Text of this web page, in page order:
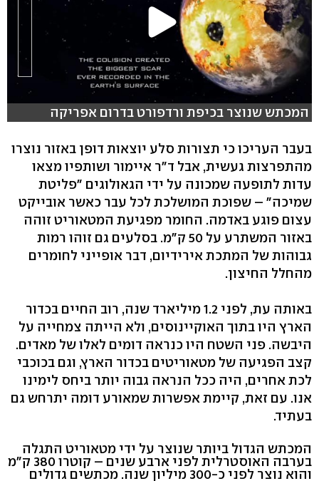
המכתש שנוצר בכיפת ורדפורט בדרום אפריקה
בעבר העריכו כי תצורות סלע יוצאות דופן באזור נוצרו
מהתפרצות געשית, אבל ד"ר איימור ושותפיו מצאו
עדות לתופעה שמכונה על ידי הגאולוגים "פליטת
שמיכה" – שפוכת המושלכת לכל עבר כאשר אובייקט
עצום פוגע באדמה. החומר מפגיעת המטאוריט זוהה
באזור המשתרע על 50 ק"מ. בסלעים גם זוהו רמות
גבוהות של המתכת אירידיום, דבר אופייני לחומרים
מהחלל החיצון.
באותה עת, לפני 1.2 מיליארד שנה, רוב החיים בכדור
הארץ היו בתוך האוקיינוסים, ולא הייתה צמחייה על
היבשה. פני השטח היו כנראה דומים לאלו של מאדים.
קצב הפגיעה של מטאוריטים בכדור הארץ, וגם בכוכבי
לכת אחרים, היה ככל הנראה גבוה יותר ביחס לימינו
אנו. עם זאת, קיימת אפשרות שמאורע דומה יתרחש גם
בעתיד.
המכתש הגדול ביותר שנוצר על ידי מטאוריט התגלה
בערבה האוסטרלית לפני ארבע שנים – קוטרו 380 ק"מ
והוא נוצר לפני כ-300 מיליון שנה. מכתשים גדולים